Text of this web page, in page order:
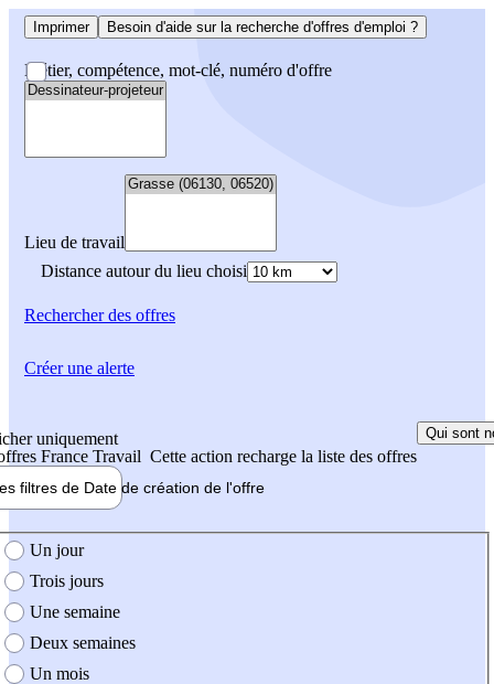
Imprimer Besoin d'aide sur la recherche d'offres d'emploi ?
Métier, compétence, mot-clé, numéro d'offre
Lieu de travail
Distance autour du lieu choisi
Rechercherdes offres
uniquement
France Travail Cette action recharge la liste des offres
Qui sont
filtres de Date de création de l'offre
création de l'offre
Un jour
Trois jours
Une semaine
Deux semaines
Un mois
Créer une alerte